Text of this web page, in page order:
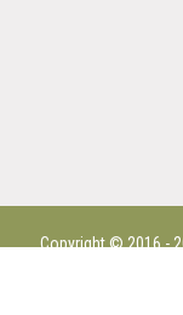
Copyright © 2016 -